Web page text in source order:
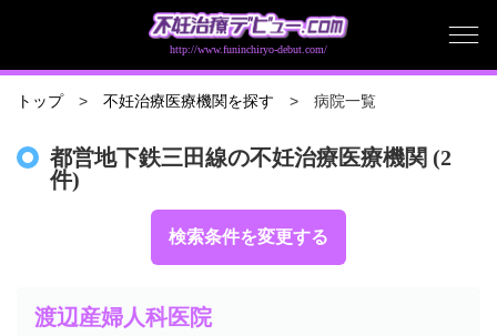
http://www.funinchiryo-debut.com/
トップ 不妊治療医療機関を探す 病院一覧
都営地下鉄三田線の不妊治療医療機関 (2
件)
検索条件を変更する
渡辺産婦人科医院